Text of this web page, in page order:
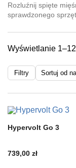
Rozluźnij spięte
sprawdzonego
Wyświetlanie
Filtry
Hypervolt Go 3
739,00 zł